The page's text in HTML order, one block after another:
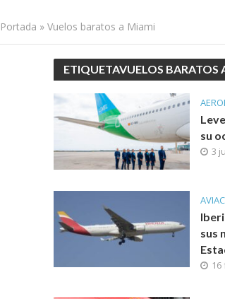
Portada » Vuelos baratos a Miami
ETIQUETAVUELOS BARATOS
su
3
sus